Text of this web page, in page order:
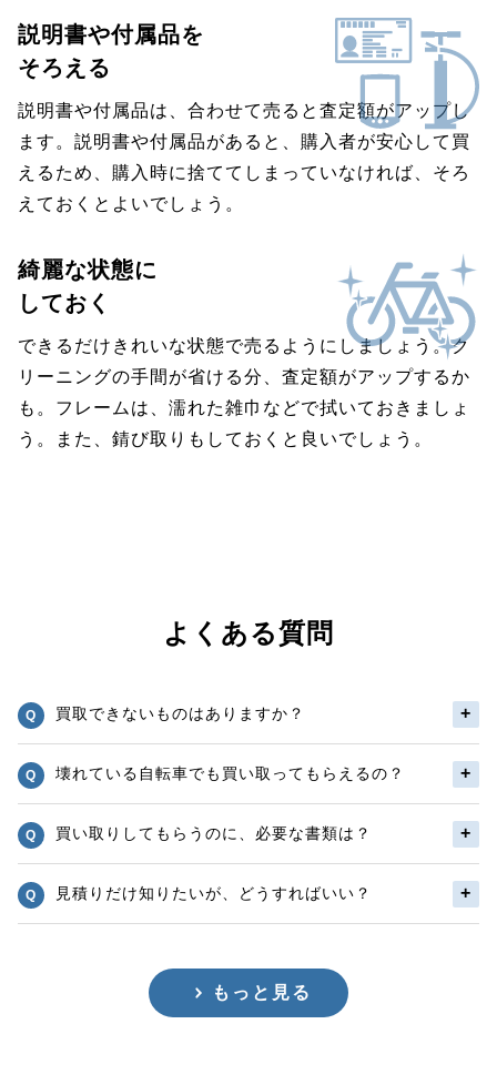
説明書や付属品を
そろえる
説明書や付属品は、合わせて売ると査定額がアップし
ます。説明書や付属品があると、購入者が安心して買
えるため、購入時に捨ててしまっていなければ、そろ
えておくとよいでしょう。
綺麗な状態に
しておく
できるだけきれいな状態で売るようにしましょう。ク
リーニングの手間が省ける分、査定額がアップするか
も。フレームは、濡れた雑巾などで拭いておきましょ
う。また、錆び取りもしておくと良いでしょう。
よくある質問
買取できないものはありますか？
壊れている自転車でも買い取ってもらえるの？
買い取りしてもらうのに、必要な書類は？
見積りだけ知りたいが、どうすればいい？
もっと見る